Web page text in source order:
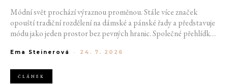
Módní svět prochází výraznou proměnou. Stále více značek
opouští tradiční rozdělení na dámské a pánské řady a představuje
módu jako jeden prostor bez pevných hranic. Společné přehlídky,
klasické týdny módy mohou brzy vypadat úplně jinak.
Ema Steinerová - 24. 7. 2026
ČLÁNEK